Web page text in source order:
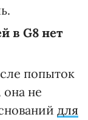
в G8 нет
попыток
не
для